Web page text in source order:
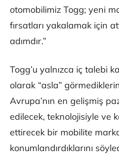
otomobilimiz Togg; yeni
fırsatları yakalamak için
adımdır.”
Togg’u yalnızca iç talebi
olarak “asla”
Avrupa’nın en gelişmiş
edilecek, teknolojisiyle ve
ettirecek bir mobilite
konumlandırdıklarını